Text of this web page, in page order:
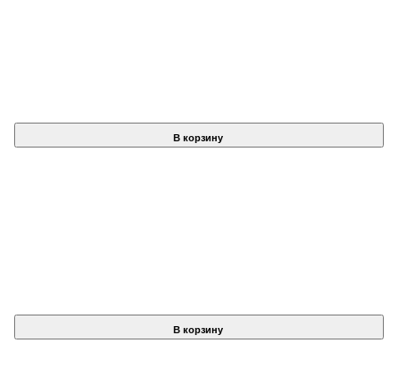
В корзину
В корзину